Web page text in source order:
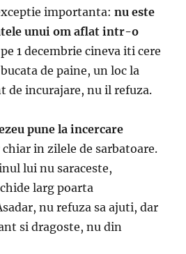
importanta:nu este
unui om aflat intr-o
pe 1 decembrie cineva iti cere
de paine, un loc la
de incurajare, nu il refuza.
pune la incercare
chiar in zilele de sarbatoare.
lui nu saraceste,
larg poarta
nu refuza sa ajuti, dar
si dragoste, nu din